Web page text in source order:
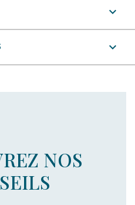


NOS